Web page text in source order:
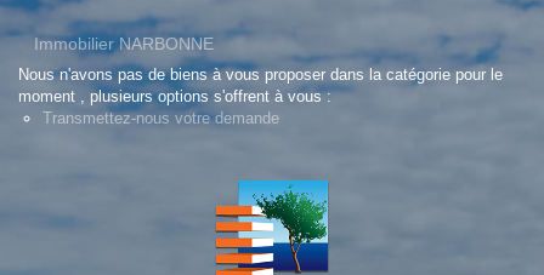
Immobilier NARBONNE
Nous n'avons pas de biens à vous proposer dans la catégorie pour le
moment , plusieurs options s'offrent à vous :
Transmettez-nous votre demande